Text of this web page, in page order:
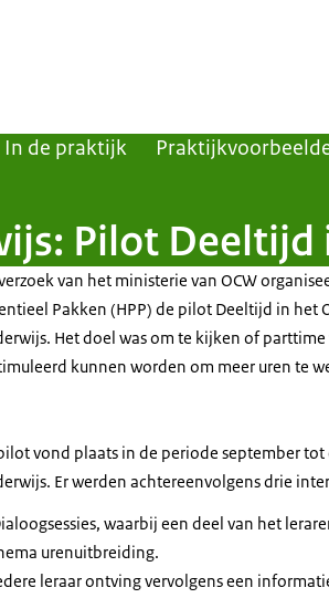
In de praktijk
Pilot
van het ministerie van OCW
Pakken (HPP) de pilot Deeltijd in het
Het doel was om te kijken of
kunnen worden om meer uren te
vond plaats in de periode september
Er werden achtereenvolgens drie
waarbij een deel van het
urenuitbreiding.
leraar ontving vervolgens een